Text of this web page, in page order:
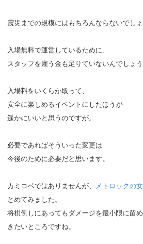
震災までの規模にはもちろんならないでしょ
入場無料で運営しているために、
スタッフを雇う金も足りていないんでしょう
入場料をいくらか取って、
安全に楽しめるイベントにしたほうが
遥かにいいと思うのですが。
必要であればそういった変更は
今後のために必要だと思います。
カミコベではありませんが、 メトロックの
とめてみました。
将棋倒しにあってもダメージを最小限に留
きたいところですね。